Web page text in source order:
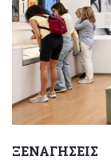
ΞΕΝΑΓΗΣΕΙΣ